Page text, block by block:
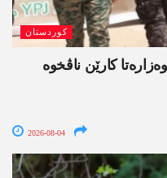
کوردستان
کارێن ناڤخوە
2026-08-04